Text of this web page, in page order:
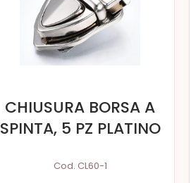
CHIUSURA BORSA A
SPINTA, 5 PZ PLATINO
Cod. CL60-1